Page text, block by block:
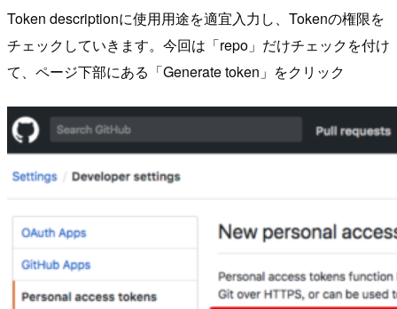
Token descriptionに使用用途を適宜入力し、Tokenの権限を
チェックしていきます。今回は「repo」だけチェックを付け
て、ページ下部にある「Generate token」をクリック